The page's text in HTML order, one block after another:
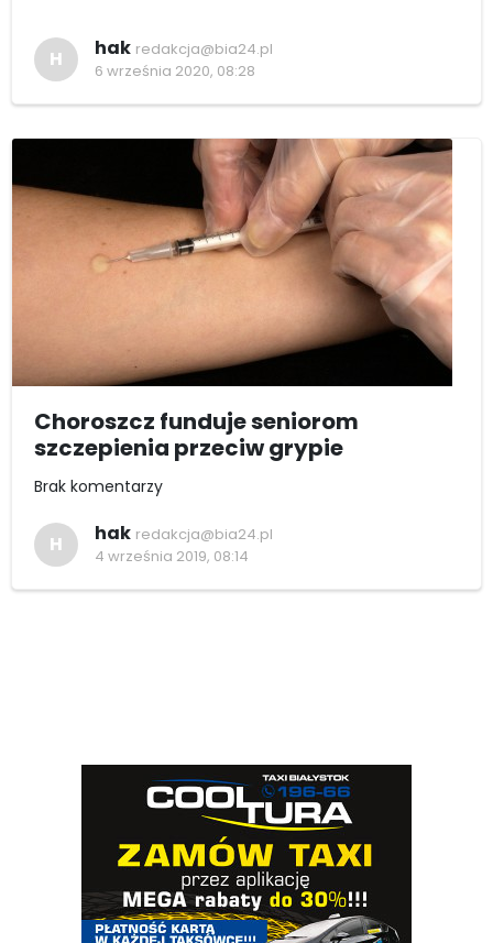
H hak redakcja@bia24.pl
6 września 2020, 08:28
Choroszcz funduje seniorom
szczepienia przeciw grypie
Brak komentarzy
H hak redakcja@bia24.pl
4 września 2019, 08:14